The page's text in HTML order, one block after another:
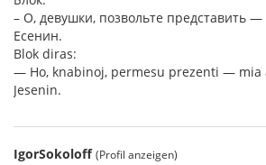
– О, девушки, позвольте представить
Есенин.
Blok diras:
— Ho, knabinoj, permesu prezenti — mia
Jesenin.
IgorSokoloff (Profil anzeigen)